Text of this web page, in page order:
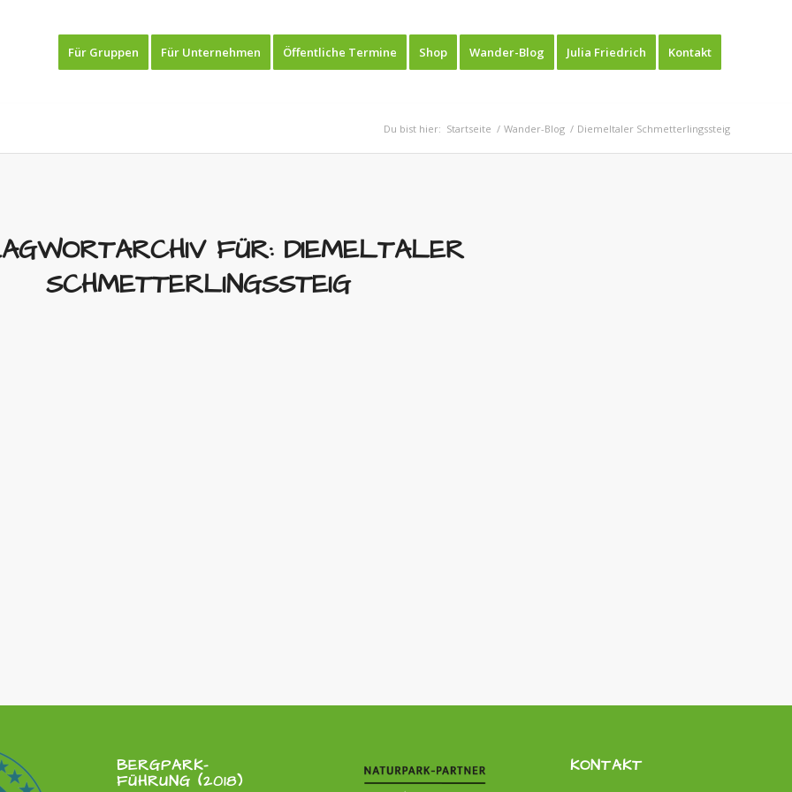
Für Gruppen Für Unternehmen Öffentliche Termine Shop Wander-Blog Julia Friedrich Kontakt
Du bist hier: Startseite / Wander-Blog / Diemeltaler Schmetterlingssteig
FÜR: DIEMELTALER
SCHMETTERLINGSSTEIG
BERGPARK-
FÜHRUNG (2018)
KONTAKT